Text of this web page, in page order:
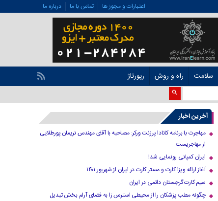
اعتبارات و مجوز ها تماس با ما درباره ما
سلامت راه و روش رپورتاژ
آخرین اخبار
مهاجرت با برنامه کانادا پرزنت ورکر: مصاحبه با آقای مهندس نریمان پورطلایی
از مهاجریست
ایران کمپانی رونمایی شد!
آغاز ارائه ویزا کارت و مستر کارت در ایران از شهریور ۱۴۰۱
سیم کارت گرجستان دائمی در ایران
چگونه مطب پزشکان را از محیطی استرس زا به فضای آرام بخش تبدیل